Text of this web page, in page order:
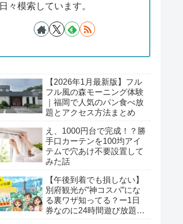
日々模索しています。
【2026年1月最新版】フル
フル風の森モーニング体験
｜福岡で人気のパン食べ放
題とアクセス方法まとめ
え、1000円台で完成！？勝
手口カーテンを100均アイ
テムで穴あけ不要設置して
みた話
【午後到着でも損しない】
別府観光が”神コスパ”にな
る裏ワザ知ってる？ー1日
券なのに24時間遊び放題